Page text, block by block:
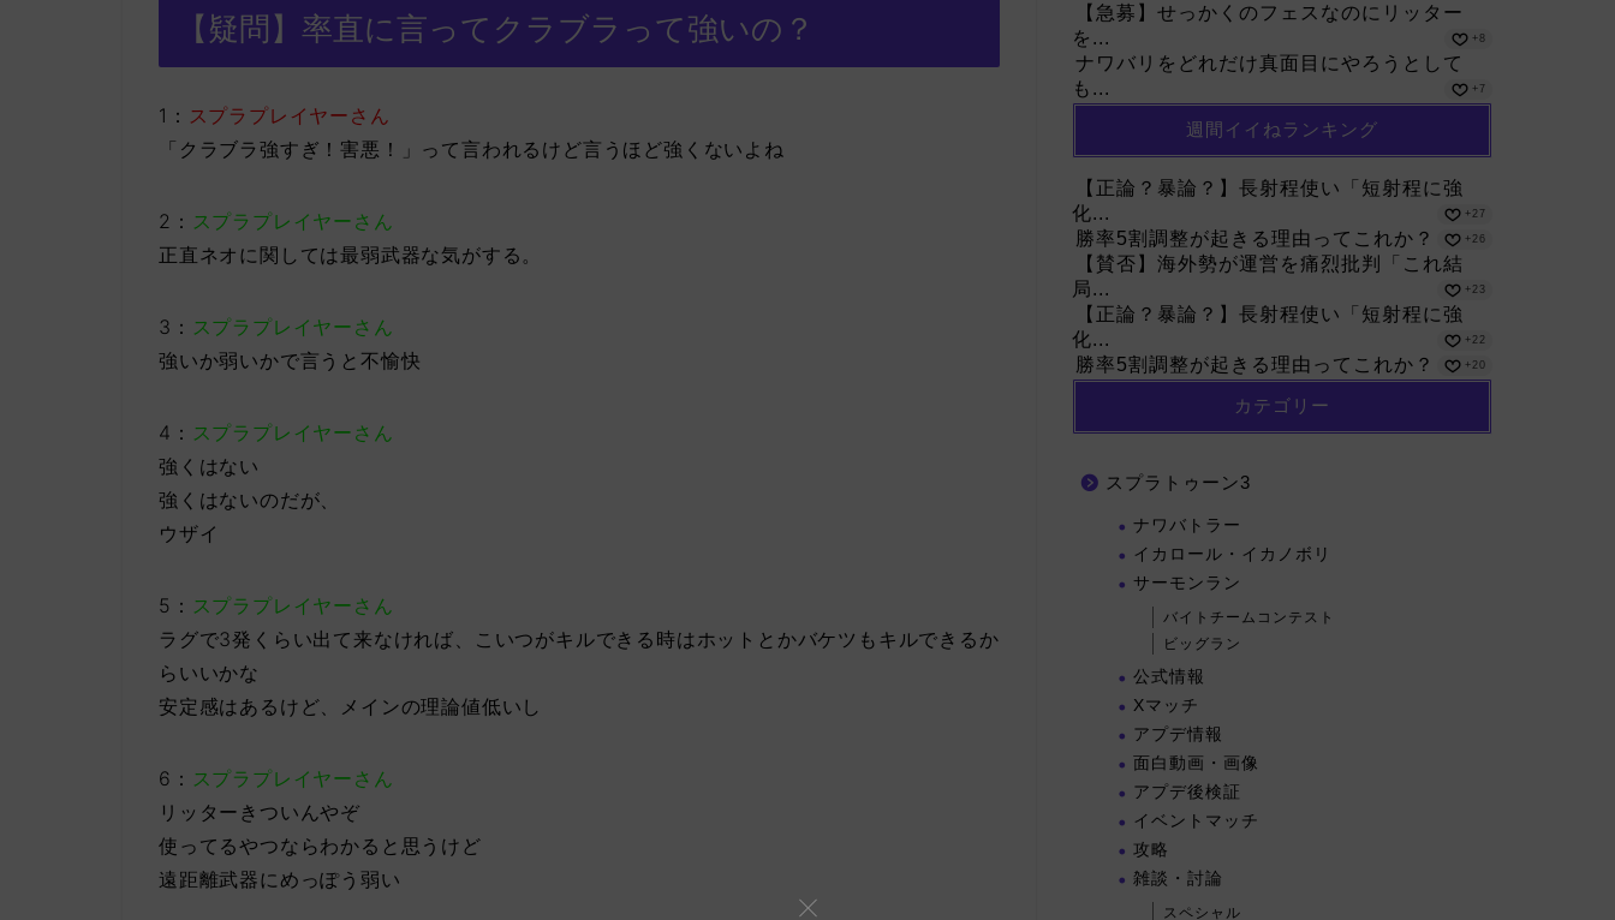
【疑問】率直に言ってクラブラって強いの？
1： スプラプレイヤーさん
「クラブラ強すぎ！害悪！」って言われるけど言うほど強くないよね
2： スプラプレイヤーさん
正直ネオに関しては最弱武器な気がする。
3： スプラプレイヤーさん
強いか弱いかで言うと不愉快
4： スプラプレイヤーさん
強くはない
強くはないのだが、
ウザイ
5： スプラプレイヤーさん
ラグで3発くらい出て来なければ、こいつがキルできる時はホットとかバケツもキルできるか
らいいかな
安定感はあるけど、メインの理論値低いし
6： スプラプレイヤーさん
リッターきついんやぞ
使ってるやつならわかると思うけど
遠距離武器にめっぽう弱い
【急募】せっかくのフェスなのにリッター
を...
+8
ナワバリをどれだけ真面目にやろうとして
も...
+7
週間イイねランキング
【正論？暴論？】長射程使い「短射程に強
化...
+27
勝率5割調整が起きる理由ってこれか？ +26
【賛否】海外勢が運営を痛烈批判「これ結
局...
+23
【正論？暴論？】長射程使い「短射程に強
化...
+22
勝率5割調整が起きる理由ってこれか？ +20
カテゴリー
スプラトゥーン3
ナワバトラー
イカロール・イカノボリ
サーモンラン
バイトチームコンテスト
ビッグラン
公式情報
Xマッチ
アプデ情報
面白動画・画像
アプデ後検証
イベントマッチ
攻略
雑談・討論
スペシャル